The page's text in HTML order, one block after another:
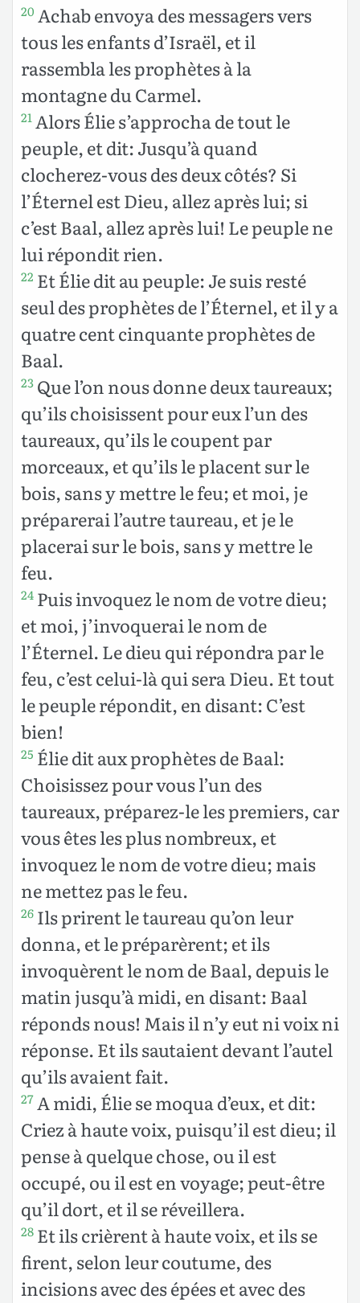
20 Achab envoya des messagers vers
tous les enfants d’Israël, et il
rassembla les prophètes à la
montagne du Carmel.
21Alors Élie s’approcha de tout le
peuple, et dit: Jusqu’à quand
clocherez-vous des deux côtés? Si
l’Éternel est Dieu, allez après lui; si
c’est Baal, allez après lui! Le peuple ne
lui répondit rien.
22 Et Élie dit au peuple: Je suis resté
seul des prophètes de l’Éternel, et il y a
quatre cent cinquante prophètes de
Baal.
23 Que l’on nous donne deux taureaux;
qu’ils choisissent pour eux l’un des
taureaux, qu’ils le coupent par
morceaux, et qu’ils le placent sur le
bois, sans y mettre le feu; et moi, je
préparerai l’autre taureau, et je le
placerai sur le bois, sans y mettre le
feu.
24 Puis invoquez le nom de votre dieu;
et moi, j’invoquerai le nom de
l’Éternel. Le dieu qui répondra par le
feu, c’est celui-là qui sera Dieu. Et tout
le peuple répondit, en disant: C’est
bien!
25 Élie dit aux prophètes de Baal:
Choisissez pour vous l’un des
taureaux, préparez-le les premiers, car
vous êtes les plus nombreux, et
invoquez le nom de votre dieu; mais
ne mettez pas le feu.
26 Ils prirent le taureau qu’on leur
donna, et le préparèrent; et ils
invoquèrent le nom de Baal, depuis le
matin jusqu’à midi, en disant: Baal
réponds nous! Mais il n’y eut ni voix ni
réponse. Et ils sautaient devant l’autel
qu’ils avaient fait.
27A midi, Élie se moqua d’eux, et dit:
Criez à haute voix, puisqu’il est dieu; il
pense à quelque chose, ou il est
occupé, ou il est en voyage; peut-être
qu’il dort, et il se réveillera.
28 Et ils crièrent à haute voix, et ils se
firent, selon leur coutume, des
incisions avec des épées et avec des